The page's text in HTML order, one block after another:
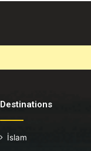
Destinations
İslam